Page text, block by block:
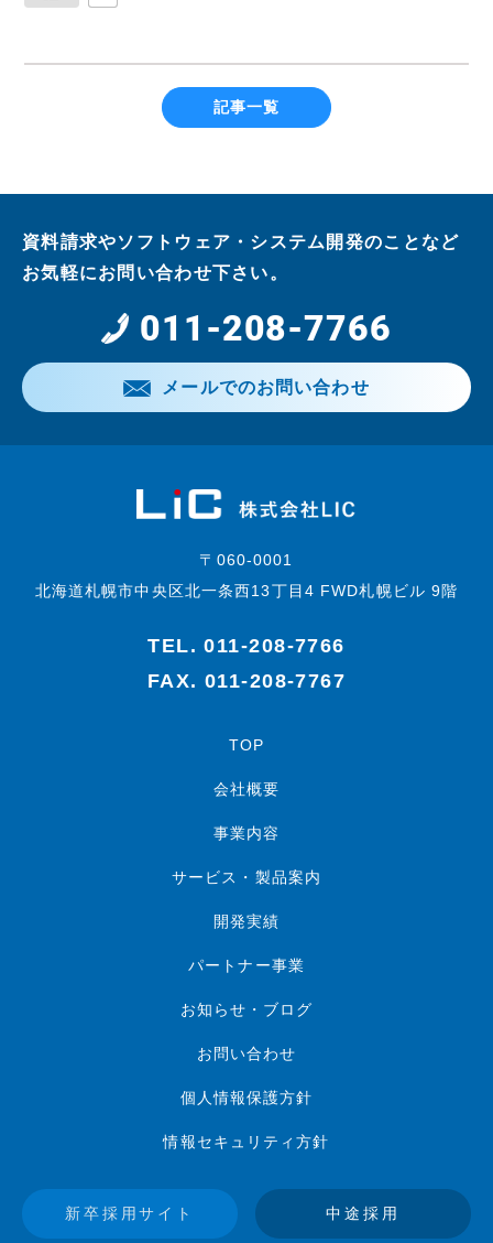
記事一覧
資料請求やソフトウェア・システム開発のことなど
お気軽にお問い合わせ下さい。
011-208-7766
メールでのお問い合わせ
〒060-0001
北海道札幌市中央区北一条西13丁目4 FWD札幌ビル 9階
TEL.011-208-7766
FAX. 011-208-7767
TOP
会社概要
事業内容
サービス・製品案内
開発実績
パートナー事業
お知らせ・ブログ
お問い合わせ
個人情報保護方針
情報セキュリティ方針
新卒採用サイト 中途採用